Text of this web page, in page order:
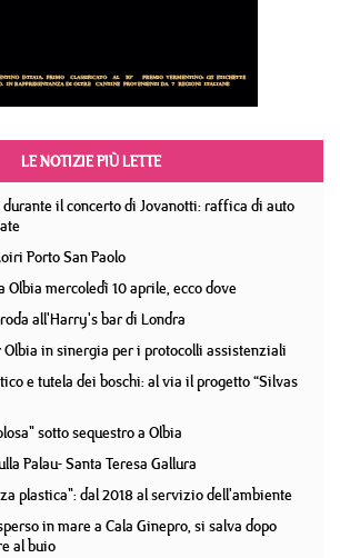
LE NOTIZIE PIÙ LETTE
il concerto di Jovanotti: raffica di auto
Porto San Paolo
mercoledì 10 aprile, ecco dove
all'Harry's bar di Londra
Olbia in sinergia per i protocolli assistenziali
e tutela dei boschi: al via il progetto “Silvas
sotto sequestro a Olbia
Palau- Santa Teresa Gallura
plastica": dal 2018 al servizio dell'ambiente
in mare a Cala Ginepro, si salva dopo
al buio